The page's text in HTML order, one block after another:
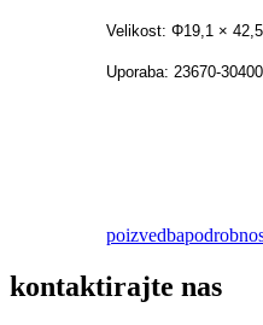
Velikost: Φ19,1 ×
Uporaba: 23670-
poizvedba
kontaktirajte nas